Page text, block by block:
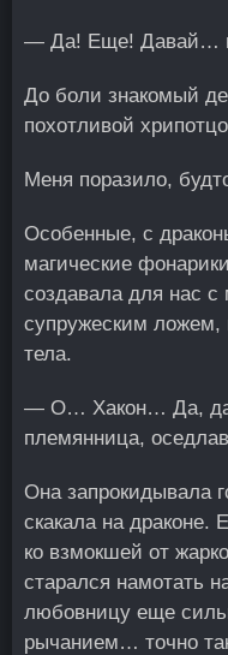
— Да! Еще! Давай…
До боли знакомый
похотливой
Меня поразило,
Особенные, с
магические
создавала для нас
супружеским ложем,
тела.
— О… Хакон… Да,
племянница,
Она запрокидывала
скакала на драконе.
ко взмокшей от
старался намотать
любовницу еще
рычанием… точно